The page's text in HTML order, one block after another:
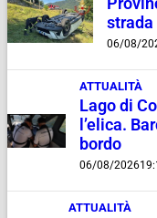
strada
06/08/
ATTUALITÀ
Lago di
l’elica.
bordo
06/08/2026
ATTUALITÀ